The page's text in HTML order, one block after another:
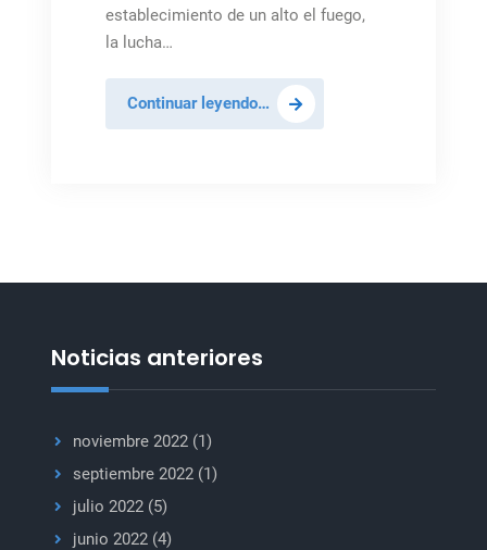
establecimiento de un alto el fuego,
la lucha…
Continuar leyendo…Representante
Permanente
Noticias anteriores
noviembre 2022(1)
septiembre 2022(1)
julio 2022(5)
junio 2022(4)